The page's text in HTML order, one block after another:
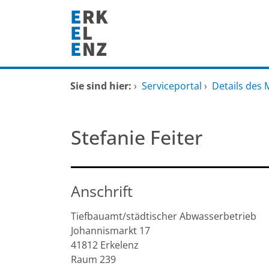
Zum Hauptinhalt springen
Startseite
Mitarbeitende A-Z
FAQ
Sie sind hier: › Serviceportal › Details des
Stefanie Feiter
Anschrift
Tiefbauamt/städtischer Abwasserbetrieb
Johannismarkt 17
41812 Erkelenz
Raum 239